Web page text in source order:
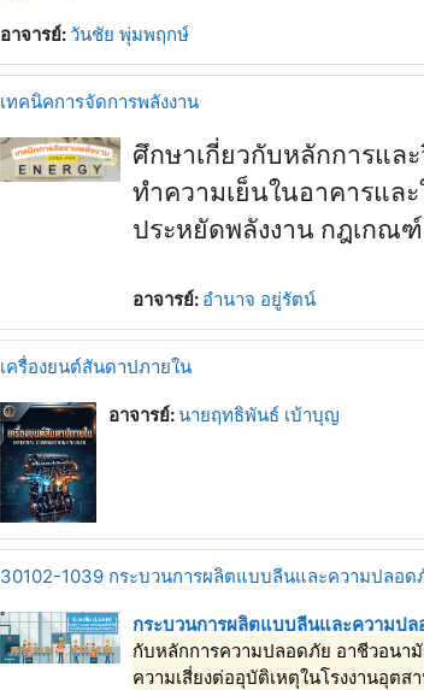
อาจารย์: วันชัย พุ่มพฤกษ์
เทคนิคการจัดการพลังงาน
ศึกษาเกี่ยวกับหลักการแล
ทำความเย็นในอาคารแล
ประหยัดพลังงาน กฎเกณ
อาจารย์: อำนาจ อยู่รัตน์
เครื่องยนต์สันดาปภายใน
อาจารย์:นายฤทธิพันธ์ เบ้าบุญ
30102-1039 กระบวนการผลิตแบบลีนและความปลอด
กระบวนการผลิตแบบลีนและความป
กับหลักการความปลอดภัย อาชีวอนา
ความเสี่ยงต่ออุบัติเหตุในโรงงานอุตส